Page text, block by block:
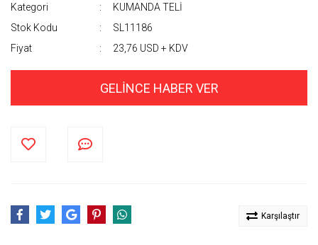
Kategori
KUMANDA TELİ
Stok Kodu
SL11186
Fiyat
23,76 USD + KDV
GELİNCE HABER VER
Karşılaştır